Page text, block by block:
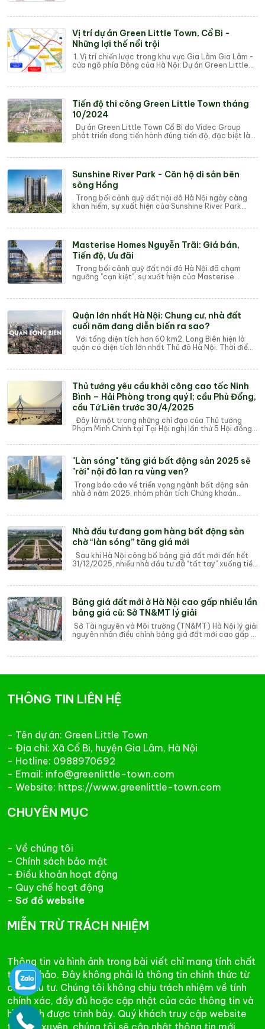
Vị trí dự án Green Little Town, Cổ Bi -
Những lợi thế nổi trội
1. Vị trí chiến lược trong khu vực Gia Lâm Gia Lâm -
cửa ngõ phía Đông của Hà Nội: Dự án Green Little
Tiến độ thi công Green Little Town tháng
10/2024
Dự án Green Little Town Cổ Bi do Videc Group
phát triển đang tiến hành đúng tiến độ, đặc biệt là
Sunshine River Park - Căn hộ di sản bên
sông Hồng
Trong bối cảnh quỹ đất nội đô Hà Nội ngày càng
khan hiếm, sự xuất hiện của Sunshine River Park
Masterise Homes Nguyễn Trãi: Giá bán,
Tiến độ, Ưu đãi
Trong bối cảnh quỹ đất nội đô Hà Nội đã chạm
ngưỡng "cạn kiệt", sự xuất hiện của Masterise
Quận lớn nhất Hà Nội: Chung cư, nhà đất
cuối năm đang diễn biến ra sao?
Với tổng diện tích hơn 60 km2, Long Biên hiện là
quận có diện tích lớn nhất Thủ đô Hà Nội. Thời điểm
Thủ tướng yêu cầu khởi công cao tốc Ninh
Bình – Hải Phòng trong quý I; cầu Phù Đổng,
cầu Tứ Liên trước 30/4/2025
Đây là một trong những chỉ đạo của Thủ tướng
Phạm Minh Chính tại Tại Hội nghị lần thứ 5 Hội đồng
"Làn sóng" tăng giá bất động sản 2025 sẽ
"rời" nội đô lan ra vùng ven?
Trong báo cáo về triển vọng ngành bất động sản
nhà ở năm 2025, nhóm phân tích Chứng khoán
Nhà đầu tư đang gom hàng bất động sản
chờ “làn sóng” tăng giá mới
Sau khi Hà Nội công bố bảng giá đất mới đến hết
31/12/2025, nhiều nhà đầu tư đã “tất tay” xuống tiền
Bảng giá đất mới ở Hà Nội cao gấp nhiều lần
bảng giá cũ: Sở TN&MT lý giải
Sở Tài nguyên và Môi trường (TN&MT) Hà Nội lý giải
nguyên nhân điều chỉnh bảng giá đất mới cao gấp 2
THÔNG TIN LIÊN HỆ
- Tên dự án: Green Little Town
- Địa chỉ: Xã Cổ Bi, huyện Gia Lâm, Hà Nội
- Hotline: 0988970692
- Email: info@greenlittle-town.com
- Website: https://www.greenlittle-town.com
CHUYÊN MỤC
- Về chúng tôi
- Chính sách bảo mật
- Điều khoản hoạt động
- Quy chế hoạt động
- Sơ đồ website
MIỄN TRỪ TRÁCH NHIỆM
Thông tin và hình ảnh trong bài viết chỉ mang tính chất
tham khảo. Đây không phải là thông tin chính thức từ
chủ đầu tư. Chúng tôi không chịu trách nhiệm về tính
chính xác, đầy đủ hoặc cập nhật của các thông tin và
hình ảnh được trình bày. Quý khách truy cập website
thường xuyên, chúng tôi sẽ cập nhật thông tin mới